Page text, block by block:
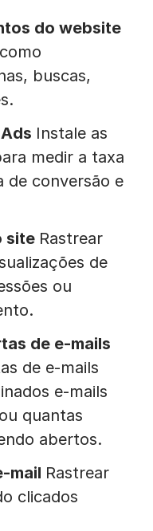
do website
buscas,
Instale as
medir a taxa
de conversão e
site Rastrear
de
ou
de e-mails
de e-mails
e-mails
quantas
abertos.
mail Rastrear
clicados